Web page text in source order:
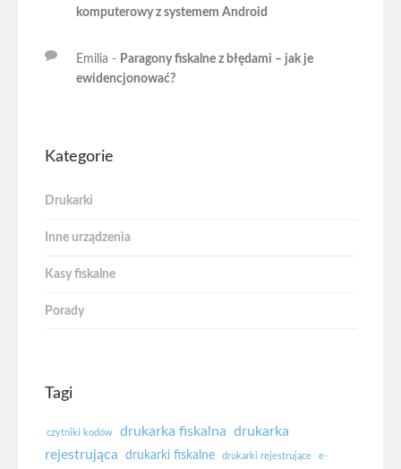
komputerowy z systemem Android
Emilia - Paragony fiskalne z błędami – jak je
ewidencjonować?
Kategorie
Drukarki
Inne urządzenia
Kasy fiskalne
Porady
Tagi
czytniki kodów drukarka fiskalna drukarka
rejestrująca
drukarki fiskalne drukarki rejestrujące e-